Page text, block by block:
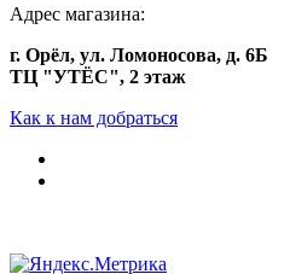
Адрес магазина:
г. Орёл, ул. Ломоносова, д. 6Б
ТЦ "УТЁС", 2 этаж
Как к нам добраться